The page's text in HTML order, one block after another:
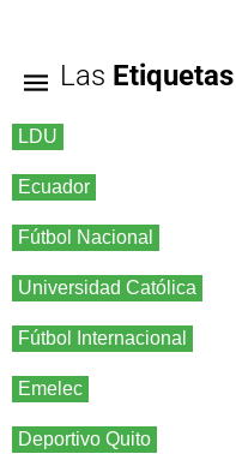
Las Etiquetas
LDU
Ecuador
Fútbol Nacional
Universidad Católica
Fútbol Internacional
Emelec
Deportivo Quito